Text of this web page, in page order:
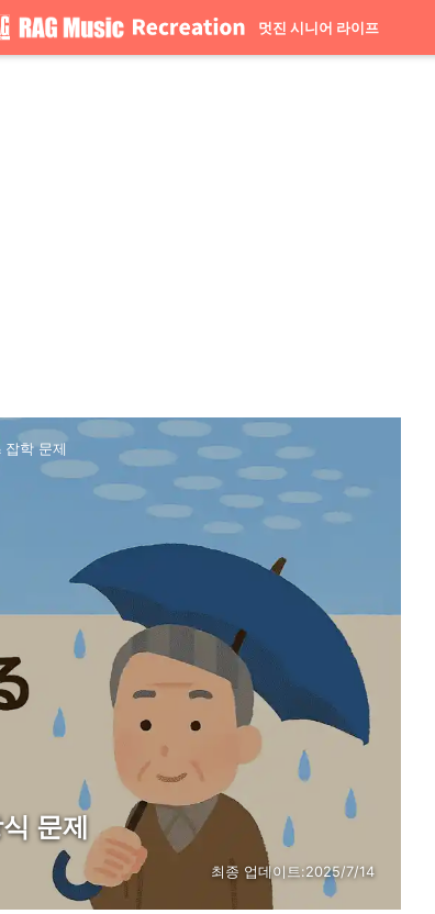
멋진 시니어 라이프
학 문제
문제
최종 업데이트:2025/7/14